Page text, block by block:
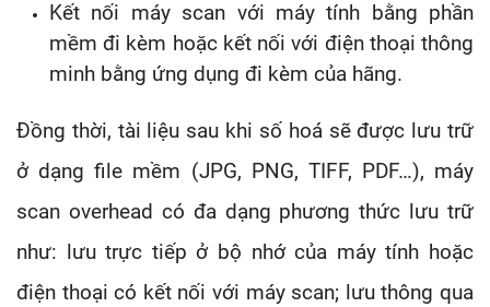
Kết nối máy scan với máy tính bằng phần
mềm đi kèm hoặc kết nối với điện thoại thông
minh bằng ứng dụng đi kèm của hãng.
Đồng thời, tài liệu sau khi số hoá sẽ được lưu trữ
ở dạng file mềm (JPG, PNG, TIFF, PDF…), máy
scan overhead có đa dạng phương thức lưu trữ
như: lưu trực tiếp ở bộ nhớ của máy tính hoặc
điện thoại có kết nối với máy scan; lưu thông qua